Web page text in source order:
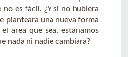
no es fácil. ¿Y si no hubiera
planteara una nueva forma
área que sea, estaríamos
nada ni nadie cambiara?